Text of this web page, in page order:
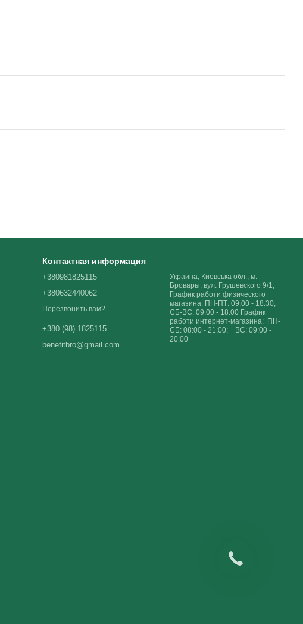
Контактная информация
+380981825115
+380632440062
Перезвонить вам?
+380 (98) 1825115
benefitbro@gmail.com
Украина, Киевська обл., м.
Бровары, вул. Грушевского 9/1,
График работи физического
магазина: ПН-ПТ: 09:00 - 18:30;
СБ-ВС: 09:00 - 18:00 График
работи интернет-магазина: ПН-
СБ: 08:00 - 21:00; ВС: 09:00 -
20:00